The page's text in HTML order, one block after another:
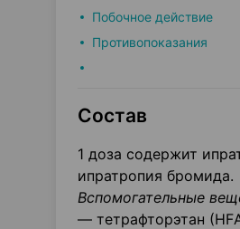
Побочное действие
Противопоказания
Состав
1 доза содержит
ипратропия бромида.
Вспомогательные
— тетрафторэтан